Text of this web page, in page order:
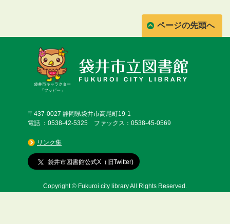
ページの先頭へ
袋井市キャラクター
「フッピー」
〒437-0027 静岡県袋井市高尾町19-1
電話 ：0538-42-5325 ファックス：0538-45-0569
リンク集
袋井市図書館公式X（旧Twitter)
Copyright © Fukuroi city library All Rights Reserved.